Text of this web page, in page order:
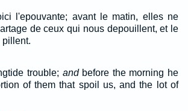
l'epouvante; avant le matin, elles ne
de ceux qui nous depouillent, et le
pillent.
trouble; andbefore the morning he
of them that spoil us, and the lot of